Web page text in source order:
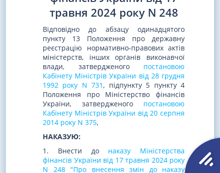
травня 2024 року N 248
Відповідно до абзацу одинадцятого
пункту 13 Положення про державну
реєстрацію нормативно-правових актів
міністерств, інших органів виконавчої
влади, затвердженого постановою
Кабінету Міністрів України від 28 грудня
1992 року N 731, підпункту 5 пункту 4
Положення про Міністерство фінансів
України, затвердженого постановою
Кабінету Міністрів України від 20 серпня
2014 року N 375,
НАКАЗУЮ:
1. Внести до наказу Міністерства
фінансів України від 17 травня 2024 року
N 248 "Про внесення змін до наказу